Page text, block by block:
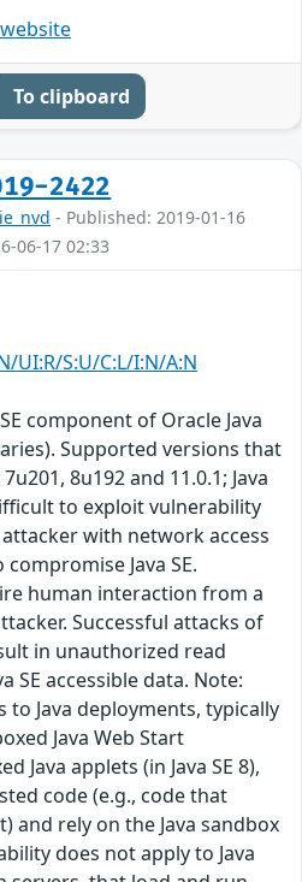
To clipboard
2422
- Published: 2019-01-16
06-17 02:33
UI:R/S:U/C:L/I:N/A:N
component of Oracle Java
Supported versions that
8u192 and 11.0.1; Java
to exploit vulnerability
with network access
Java SE.
human interaction from a
Successful attacks of
in unauthorized read
SE accessible data. Note:
to Java deployments, typically
Java Web Start
Java applets (in Java SE 8),
code (e.g., code that
and rely on the Java sandbox
does not apply to Java